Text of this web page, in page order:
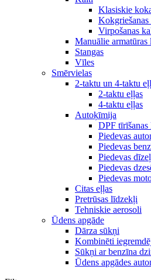
Klasiskie
Kokgriešanas
Virpošanas
Manuālie armatūras
Stangas
Vīles
Smērvielas
2-taktu un 4-taktu
2-taktu eļļas
4-taktu eļļas
Autoķīmija
DPF
Piedevas
Piedevas
Piedevas
Piedevas
Piedevas
Citas eļļas
Pretrūsas līdzekļi
Tehniskie aerosoli
Ūdens apgāde
Dārza sūkņi
Kombinēti
Sūkņi ar benzīna
Ūdens apgādes